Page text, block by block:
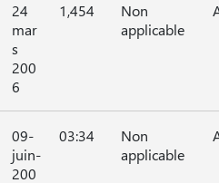
24
mar
s
200
6
1,454
Non
applicable
09-
juin-
200
03:34
Non
applicable